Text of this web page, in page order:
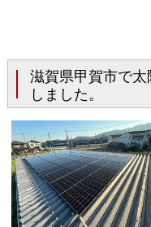
滋賀県甲賀市で
しました。